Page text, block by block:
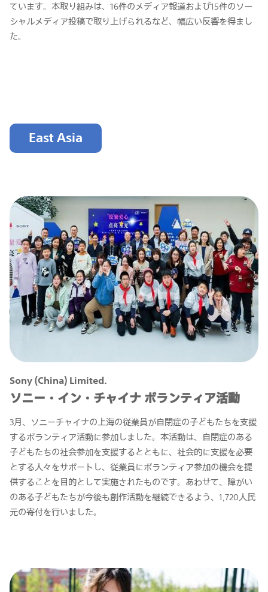
ています。本取り組みは、16件のメディア報道および15件のソー
シャルメディア投稿で取り上げられるなど、幅広い反響を得まし
た。
East Asia
Sony (China) Limited.
ソニー・イン・チャイナ ボランティア活動
3月、ソニーチャイナの上海の従業員が自閉症の子どもたちを支援
するボランティア活動に参加しました。本活動は、自閉症のある
子どもたちの社会参加を支援するとともに、社会的に支援を必要
とする人々をサポートし、従業員にボランティア参加の機会を提
供することを目的として実施されたものです。あわせて、障がい
のある子どもたちが今後も創作活動を継続できるよう、1,720人民
元の寄付を行いました。